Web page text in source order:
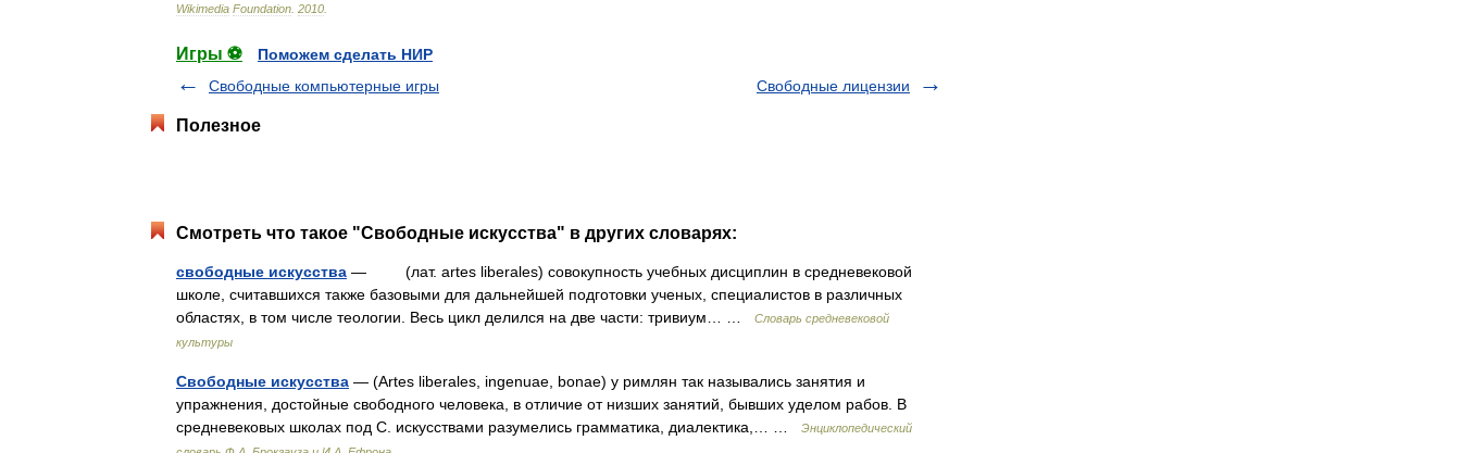
Wikimedia Foundation 2010
Игры ⚽
Поможем сделать НИР
Свободные компьютерные игры
Свободные лицензии
Полезное
Смотреть что такое "Свободные искусства" в других словарях:
свободные искусства — (лат. artes liberales) совокупность учебных дисциплин в средневековой
школе, считавшихся также базовыми для дальнейшей подготовки ученых, специалистов в различных
областях, в том числе теологии. Весь цикл делился на две части: тривиум… …
Словарь средневековой
культуры
Свободные искусства — (Artes liberales, ingenuae, bonae) у римлян так назывались занятия и
упражнения, достойные свободного человека, в отличие от низших занятий, бывших уделом рабов. В
средневековых школах под С. искусствами разумелись грамматика, диалектика,… …
Энциклопедический